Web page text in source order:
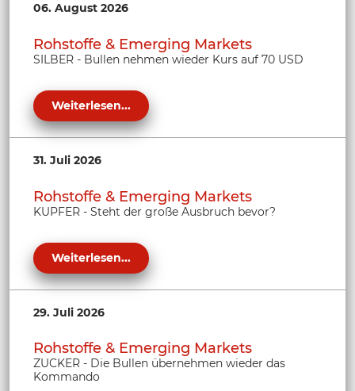
06. August 2026
Rohstoffe & Emerging Markets
SILBER - Bullen nehmen wieder Kurs auf 70 USD
Weiterlesen...
31. Juli 2026
Rohstoffe & Emerging Markets
KUPFER - Steht der große Ausbruch bevor?
Weiterlesen...
29. Juli 2026
Rohstoffe & Emerging Markets
ZUCKER - Die Bullen übernehmen wieder das
Kommando